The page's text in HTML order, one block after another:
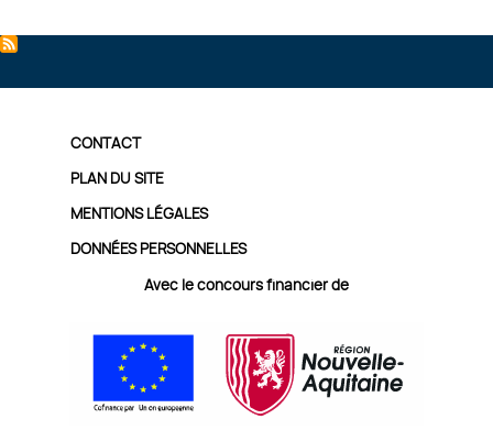
PIED
DE
PAGE
CONTACT
PLAN DU SITE
MENTIONS LÉGALES
DONNÉES PERSONNELLES
Avec le concours financier de